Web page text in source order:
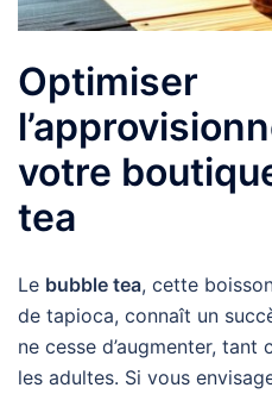
Optimiser
votre
tea
Le bubble tea, cette
de tapioca, connaît un
ne cesse d’augmenter, tant
les adultes. Si vous